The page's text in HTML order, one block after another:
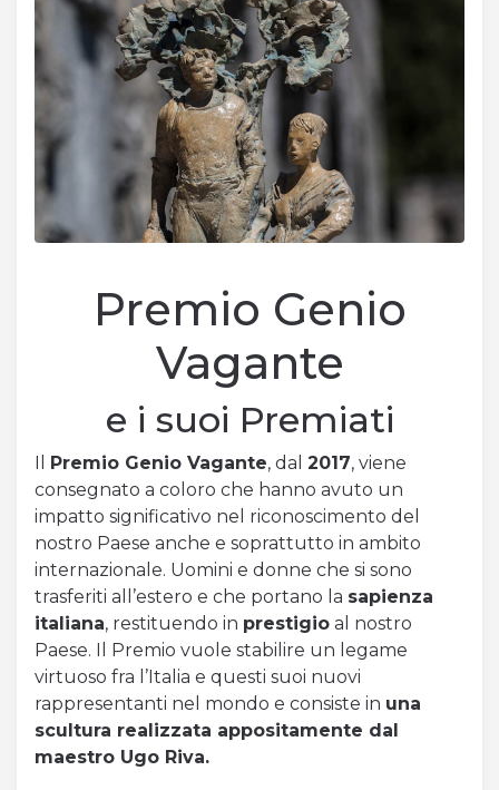
Bottega del Vittoriale
Negozi del Vittoriale
Orari di apertura e prezzi
Acquista Biglietti
Contatti
Modulo reclami – suggerimenti
Premio Genio
Vagante
e i suoi Premiati
Premio Genio Vagante, dal 2017, viene
consegnato a coloro che hanno avuto un
impatto significativo nel riconoscimento del
nostro Paese anche e soprattutto in ambito
internazionale. Uomini e donne che si sono
trasferiti all’estero e che portano la sapienza
italiana, restituendo in prestigio al nostro
Paese. Il Premio vuole stabilire un legame
virtuoso fra l’Italia e questi suoi nuovi
rappresentanti nel mondo e consiste in una
scultura realizzata appositamente dal
maestro Ugo Riva.